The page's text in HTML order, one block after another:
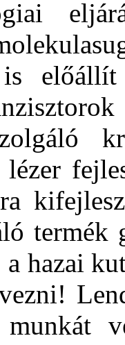
előállít
lézer
termék
hazai